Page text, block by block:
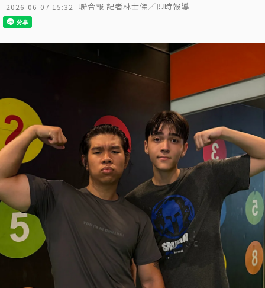
2026-06-07 15:32 聯合報 記者林士傑／即時報導